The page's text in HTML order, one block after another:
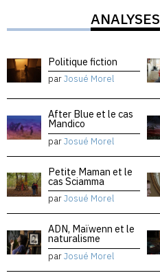
ANALYSES
Politique fiction
parJosué Morel
After Blue et le cas
Mandico
parJosué Morel
Petite Maman et le
cas Sciamma
parJosué Morel
ADN, Maïwenn et le
naturalisme
parJosué Morel